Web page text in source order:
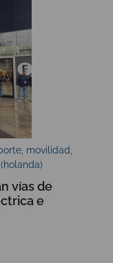
movilidad,
vías de
e